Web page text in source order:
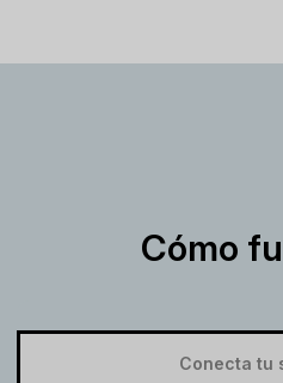
Cómo
Conecta tu